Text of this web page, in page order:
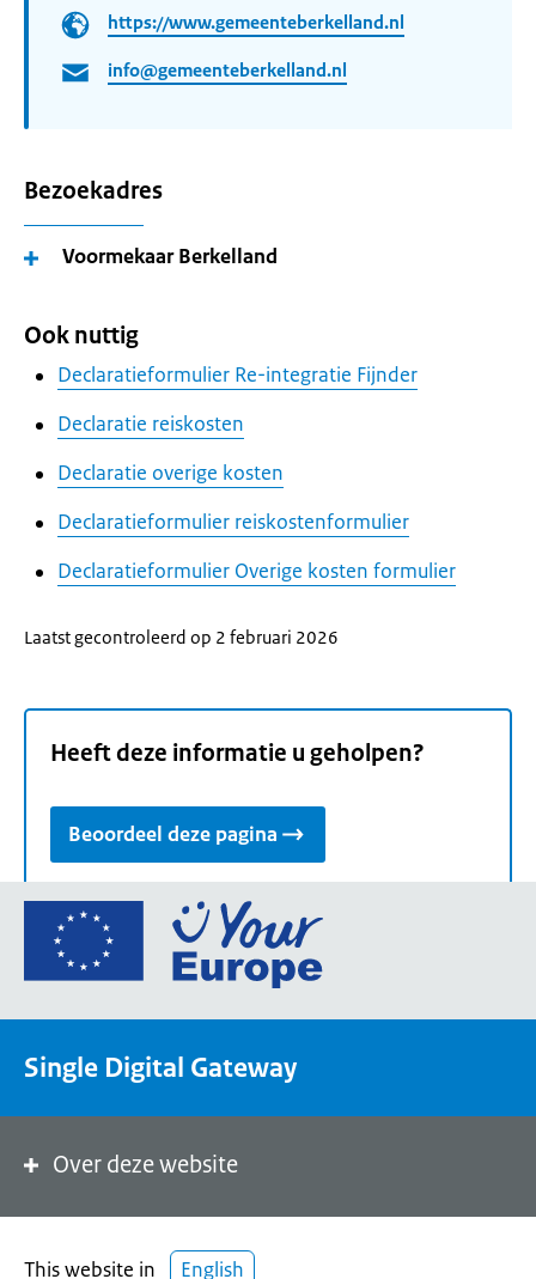
https://www.gemeenteberkelland.nl
info@gemeenteberkelland.nl
Bezoekadres
Voormekaar Berkelland
Ook nuttig
Declaratieformulier Re-integratie Fijnder
Declaratie reiskosten
Declaratie overige kosten
Declaratieformulier reiskostenformulier
Declaratieformulier Overige kosten formulier
Laatst gecontroleerd op 2 februari 2026
Heeft deze informatie u geholpen?
Beoordeel deze pagina
Ga
de
een
de
Single Digital Gateway
Over deze website
This website in English